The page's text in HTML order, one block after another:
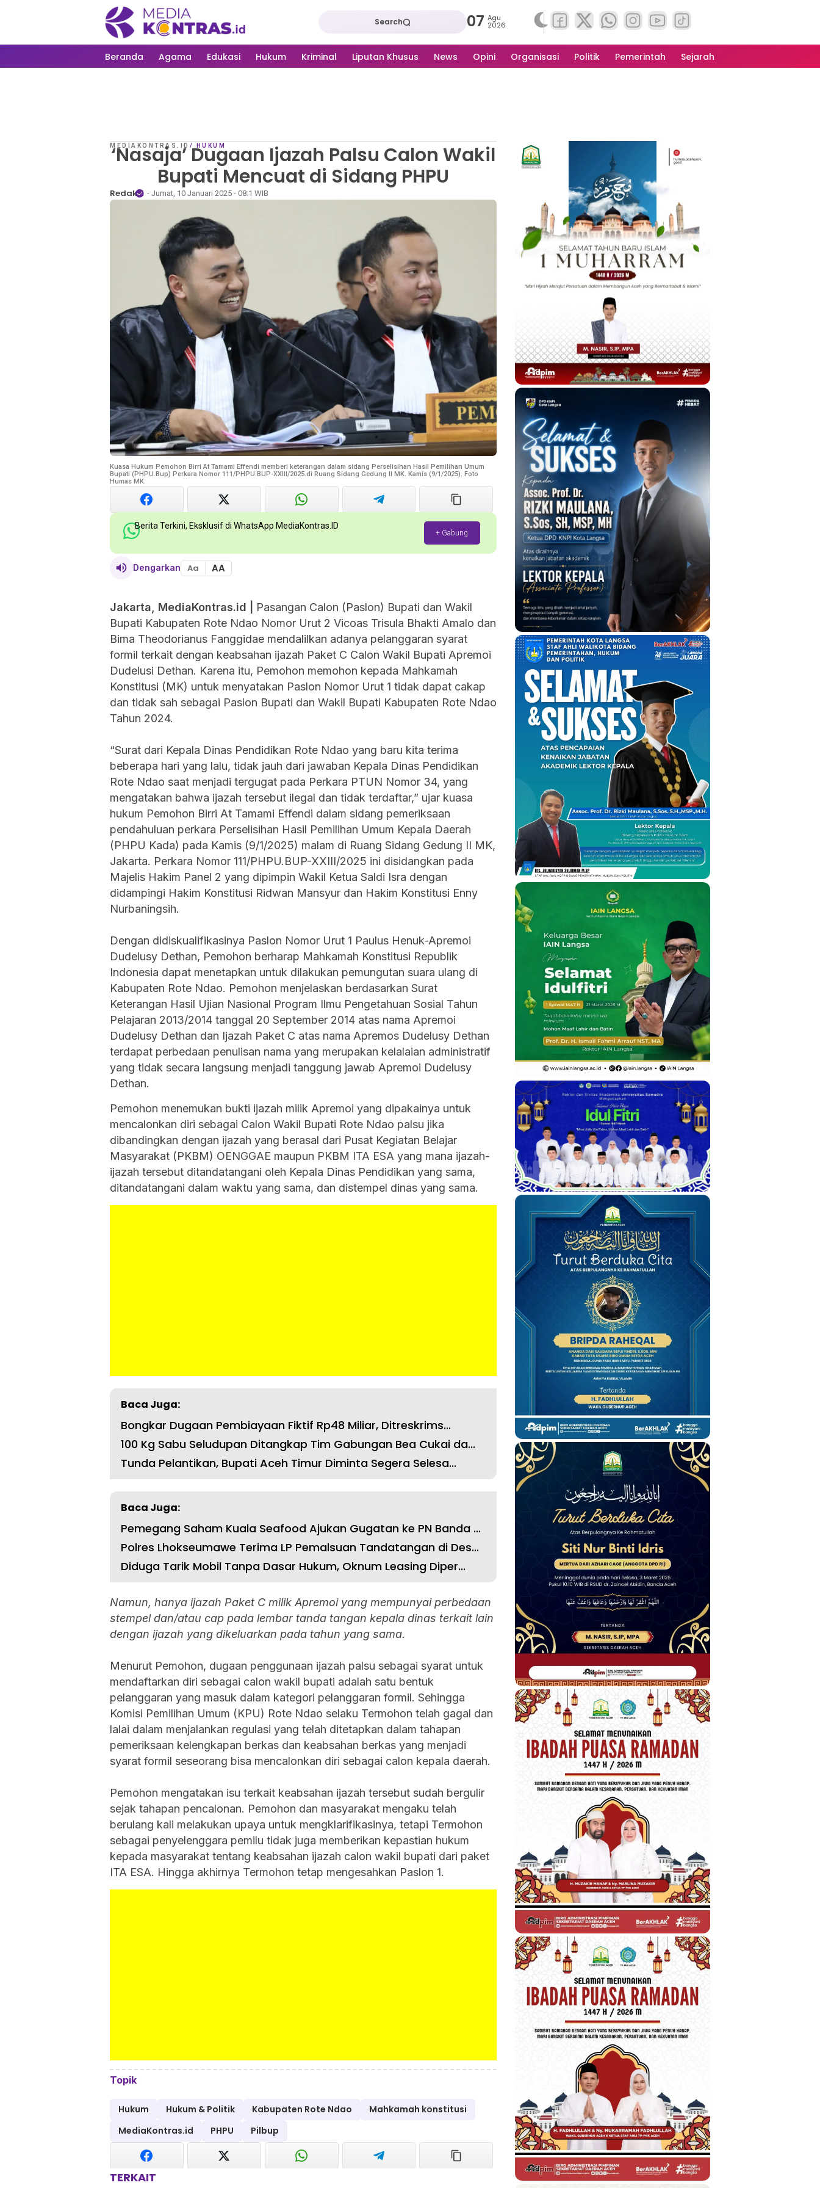
Search 07 Agu
2026
Beranda Agama Edukasi Hukum Kriminal Liputan Khusus News Opini Organisasi Politik Pemerintah Sejarah
MEDIAKONTRAS.ID / HUKUM
‘Nasaja’ Dugaan Ijazah Palsu Calon Wakil
Bupati Mencuat di Sidang PHPU
Redaksi - Jumat, 10 Januari 2025 - 08:1 WIB
Kuasa Hukum Pemohon Birri At Tamami Effendi memberi keterangan dalam sidang Perselisihan Hasil Pemilihan Umum
Bupati (PHPU.Bup) Perkara Nomor 111/PHPU.BUP-XXIII/2025.di Ruang Sidang Gedung II MK. Kamis (9/1/2025). Foto
Humas MK.
Berita Terkini, Eksklusif di WhatsApp MediaKontras.ID
+ Gabung
Dengarkan Aa AA
Jakarta, MediaKontras.id |
Pasangan Calon (Paslon) Bupati dan Wakil
Bupati Kabupaten Rote Ndao Nomor Urut 2 Vicoas Trisula Bhakti Amalo dan
Bima Theodorianus Fanggidae mendalilkan adanya pelanggaran syarat
formil terkait dengan keabsahan ijazah Paket C Calon Wakil Bupati Apremoi
Dudelusi Dethan. Karena itu, Pemohon memohon kepada Mahkamah
Konstitusi (MK) untuk menyatakan Paslon Nomor Urut 1 tidak dapat cakap
dan tidak sah sebagai Paslon Bupati dan Wakil Bupati Kabupaten Rote Ndao
Tahun 2024.
“Surat dari Kepala Dinas Pendidikan Rote Ndao yang baru kita terima
beberapa hari yang lalu, tidak jauh dari jawaban Kepala Dinas Pendidikan
Rote Ndao saat menjadi tergugat pada Perkara PTUN Nomor 34, yang
mengatakan bahwa ijazah tersebut ilegal dan tidak terdaftar,” ujar kuasa
hukum Pemohon Birri At Tamami Effendi dalam sidang pemeriksaan
pendahuluan perkara Perselisihan Hasil Pemilihan Umum Kepala Daerah
(PHPU Kada) pada Kamis (9/1/2025) malam di Ruang Sidang Gedung II MK,
Jakarta. Perkara Nomor 111/PHPU.BUP-XXIII/2025 ini disidangkan pada
Majelis Hakim Panel 2 yang dipimpin Wakil Ketua Saldi Isra dengan
didampingi Hakim Konstitusi Ridwan Mansyur dan Hakim Konstitusi Enny
Nurbaningsih.
Dengan didiskualifikasinya Paslon Nomor Urut 1 Paulus Henuk-Apremoi
Dudelusy Dethan, Pemohon berharap Mahkamah Konstitusi Republik
Indonesia dapat menetapkan untuk dilakukan pemungutan suara ulang di
Kabupaten Rote Ndao. Pemohon menjelaskan berdasarkan Surat
Keterangan Hasil Ujian Nasional Program Ilmu Pengetahuan Sosial Tahun
Pelajaran 2013/2014 tanggal 20 September 2014 atas nama Apremoi
Dudelusy Dethan dan Ijazah Paket C atas nama Apremos Dudelusy Dethan
terdapat perbedaan penulisan nama yang merupakan kelalaian administratif
yang tidak secara langsung menjadi tanggung jawab Apremoi Dudelusy
Dethan.
Pemohon menemukan bukti ijazah milik Apremoi yang dipakainya untuk
mencalonkan diri sebagai Calon Wakil Bupati Rote Ndao palsu jika
dibandingkan dengan ijazah yang berasal dari Pusat Kegiatan Belajar
Masyarakat (PKBM) OENGGAE maupun PKBM ITA ESA yang mana ijazah-
ijazah tersebut ditandatangani oleh Kepala Dinas Pendidikan yang sama,
ditandatangani dalam waktu yang sama, dan distempel dinas yang sama.
Baca Juga:
Bongkar Dugaan Pembiayaan Fiktif Rp48 Miliar, Ditreskrims...
100 Kg Sabu Seludupan Ditangkap Tim Gabungan Bea Cukai da...
Tunda Pelantikan, Bupati Aceh Timur Diminta Segera Selesa...
Baca Juga:
Pemegang Saham Kuala Seafood Ajukan Gugatan ke PN Banda Aceh
Polres Lhokseumawe Terima LP Pemalsuan Tandatangan di Des...
Diduga Tarik Mobil Tanpa Dasar Hukum, Oknum Leasing Diper...
Namun, hanya ijazah Paket C milik Apremoi yang mempunyai perbedaan
stempel dan/atau cap pada lembar tanda tangan kepala dinas terkait lain
dengan ijazah yang dikeluarkan pada tahun yang sama.
Menurut Pemohon, dugaan penggunaan ijazah palsu sebagai syarat untuk
mendaftarkan diri sebagai calon wakil bupati adalah satu bentuk
pelanggaran yang masuk dalam kategori pelanggaran formil. Sehingga
Komisi Pemilihan Umum (KPU) Rote Ndao selaku Termohon telah gagal dan
lalai dalam menjalankan regulasi yang telah ditetapkan dalam tahapan
pemeriksaan kelengkapan berkas dan keabsahan berkas yang menjadi
syarat formil seseorang bisa mencalonkan diri sebagai calon kepala daerah.
Pemohon mengatakan isu terkait keabsahan ijazah tersebut sudah bergulir
sejak tahapan pencalonan. Pemohon dan masyarakat mengaku telah
berulang kali melakukan upaya untuk mengklarifikasinya, tetapi Termohon
sebagai penyelenggara pemilu tidak juga memberikan kepastian hukum
kepada masyarakat tentang keabsahan ijazah calon wakil bupati dari paket
ITA ESA. Hingga akhirnya Termohon tetap mengesahkan Paslon 1.
Topik
Hukum Hukum & Politik Kabupaten Rote Ndao
Mahkamah konstitusi
MediaKontras.id
PHPU Pilbup
TERKAIT